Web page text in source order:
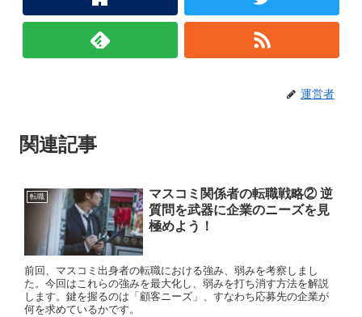
運営者
関連記事
転職
マスコミ関係者の転職戦略② 逆
質問を武器に企業のニーズを見
極めよう！
前回、マスコミ出身者の転職における強み、弱みを考察しまし
た。今回はこれらの強みを最大化し、弱みを打ち消す方法を解説
します。鍵を握るのは「顧客ニーズ」、すなわち応募先の企業が
何を求めているかです。